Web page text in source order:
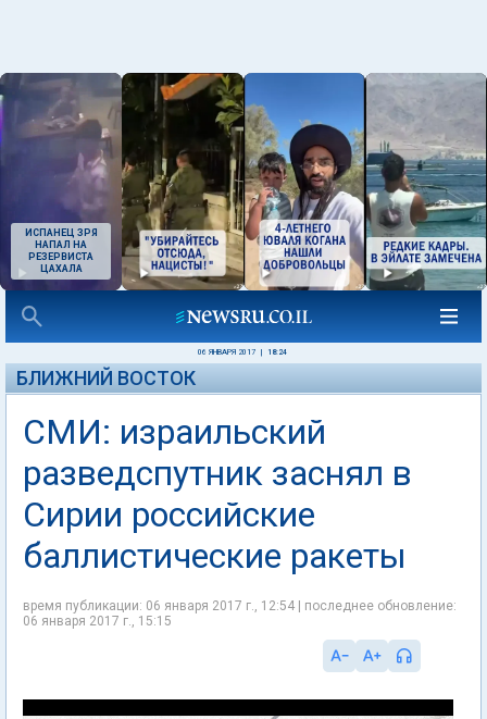
ИСПАНЕЦ ЗРЯ
НАПАЛ НА
РЕЗЕРВИСТА
ЦАХАЛА
06 ЯНВАРЯ 2017 18:24
БЛИЖНИЙ ВОСТОК
СМИ: израильский
разведспутник заснял в
Сирии российские
баллистические ракеты
время публикации: 06 января 2017 г., 12:54 | последнее обновление:
06 января 2017 г., 15:15